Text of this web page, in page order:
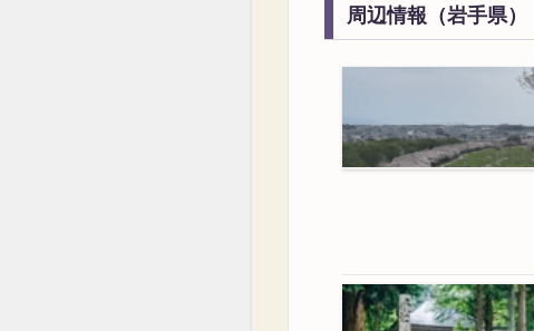
周辺情報（岩手県）